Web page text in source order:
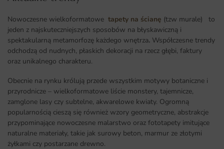
Nowoczesne wielkoformatowe tapety na ścianę (tzw murale) to
jeden z najskuteczniejszych sposobów na błyskawiczną i
spektakularną metamorfozę każdego wnętrza. Współczesne trendy
odchodzą od nudnych, płaskich dekoracji na rzecz głębi, faktury
oraz unikalnego charakteru.
Obecnie na rynku królują przede wszystkim motywy botaniczne i
przyrodnicze – wielkoformatowe liście monstery, tajemnicze,
zamglone lasy czy subtelne, akwarelowe kwiaty. Ogromną
popularnością cieszą się również wzory geometryczne, abstrakcje
przypominające nowoczesne malarstwo oraz fototapety imitujące
naturalne materiały, takie jak surowy beton, marmur ze złotymi
żyłkami czy postarzane drewno.